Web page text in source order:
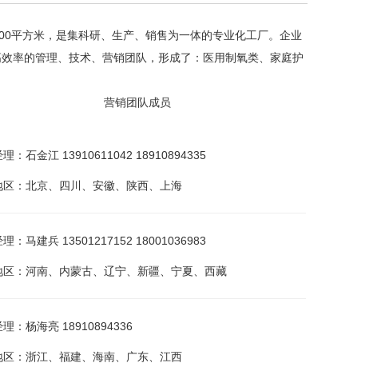
平方米，是集科研、生产、销售为一体的专业化工厂。企业
率的管理、技术、营销团队，形成了：医用制氧类、家庭护
营销团队成员
理：石金江 13910611042 18910894335
区：北京、四川、安徽、陕西、上海
理：马建兵 13501217152 18001036983
区：河南、内蒙古、辽宁、新疆、宁夏、西藏
理：杨海亮 18910894336
区：浙江、福建、海南、广东、江西